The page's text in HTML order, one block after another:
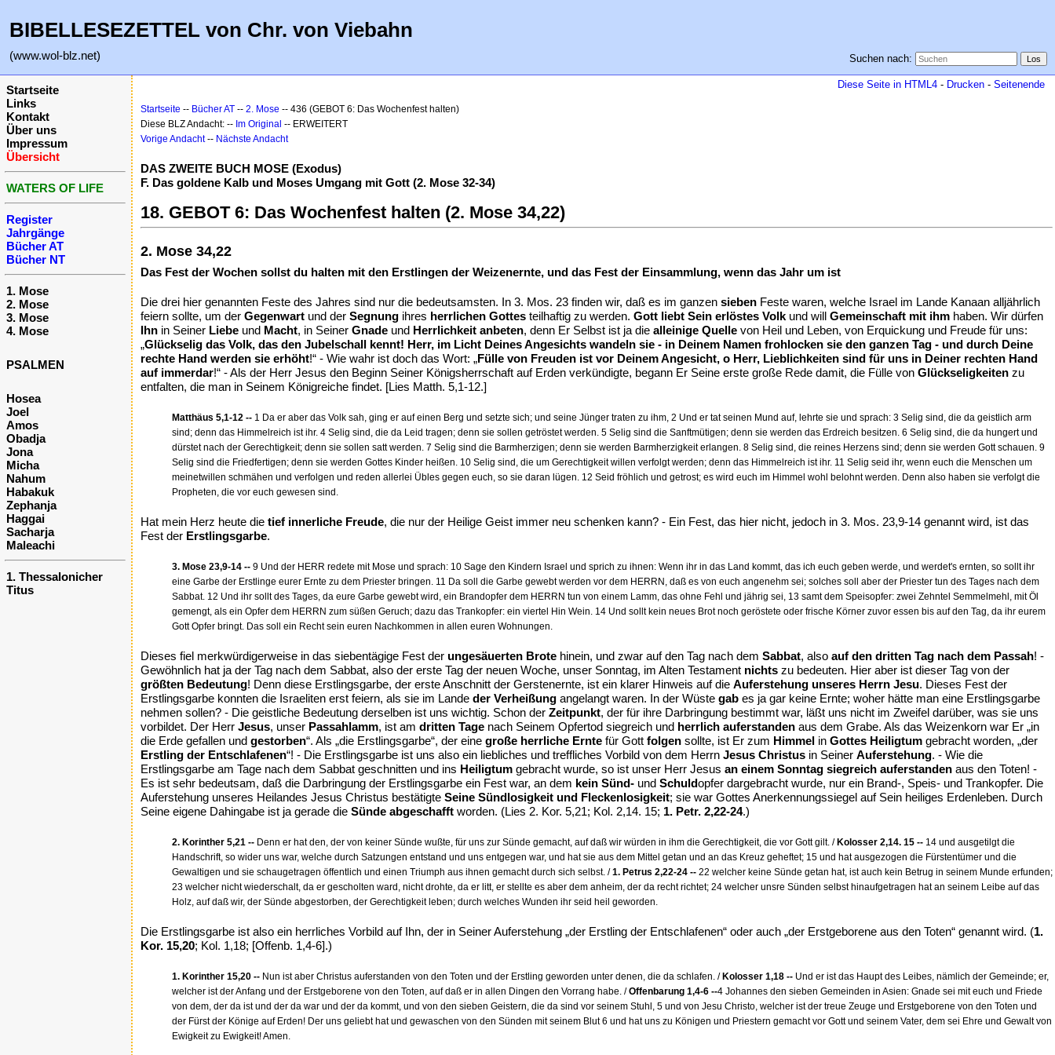
BIBELLESEZETTEL von Chr. von Viebahn
(www.wol-blz.net) Suchen nach:
Startseite
Links
Kontakt
Über uns
Impressum
Übersicht
WATERS OF LIFE
Register
Jahrgänge
Bücher AT
Bücher NT
1. Mose
2. Mose
3. Mose
4. Mose
PSALMEN
Hosea
Joel
Amos
Obadja
Jona
Micha
Nahum
Habakuk
Zephanja
Haggai
Sacharja
Maleachi
1. Thessalonicher
Titus
Diese Seite in HTML4 - Drucken - Seitenende
Startseite -- Bücher AT -- 2. Mose -- 436 (GEBOT 6: Das Wochenfest halten)
Diese BLZ Andacht: -- Im Original -- ERWEITERT
Vorige Andacht-- Nächste Andacht
DAS ZWEITE BUCH MOSE (Exodus)
F. Das goldene Kalb und Moses Umgang mit Gott (2. Mose 32-34)
18. GEBOT 6: Das Wochenfest halten (2. Mose 34,22)
2. Mose 34,22
Das Fest der Wochen sollst du halten mit den Erstlingen der Weizenernte, und das Fest der Einsammlung, wenn das Jahr um ist
Die drei hier genannten Feste des Jahres sind nur die bedeutsamsten. In 3. Mos. 23 finden wir, daß es im ganzen sieben Feste waren, welche Israel im Lande Kanaan alljährlich
feiern sollte, um der Gegenwart und der Segnung ihres herrlichen Gottes teilhaftig zu werden. Gott liebt Sein erlöstes Volk und will Gemeinschaft mit ihm haben. Wir dürfen
Ihn in Seiner Liebe und Macht, in Seiner Gnade und Herrlichkeit anbeten, denn Er Selbst ist ja die alleinige Quelle von Heil und Leben, von Erquickung und Freude für uns:
„Glückselig das Volk, das den Jubelschall kennt! Herr, im Licht Deines Angesichts wandeln sie - in Deinem Namen frohlocken sie den ganzen Tag - und durch Deine
rechte Hand werden sie erhöht!“ - Wie wahr ist doch das Wort: „Fülle von Freuden ist vor Deinem Angesicht, o Herr, Lieblichkeiten sind für uns in Deiner rechten Hand
auf immerdar!“ - Als der Herr Jesus den Beginn Seiner Königsherrschaft auf Erden verkündigte, begann Er Seine erste große Rede damit, die Fülle von Glückseligkeiten zu
entfalten, die man in Seinem Königreiche findet. [Lies Matth. 5,1-12.]
Matthäus 5,1-12 -- 1 Da er aber das Volk sah, ging er auf einen Berg und setzte sich; und seine Jünger traten zu ihm, 2 Und er tat seinen Mund auf, lehrte sie und sprach: 3 Selig sind, die da geistlich arm
sind; denn das Himmelreich ist ihr. 4 Selig sind, die da Leid tragen; denn sie sollen getröstet werden. 5 Selig sind die Sanftmütigen; denn sie werden das Erdreich besitzen. 6 Selig sind, die da hungert und
dürstet nach der Gerechtigkeit; denn sie sollen satt werden. 7 Selig sind die Barmherzigen; denn sie werden Barmherzigkeit erlangen. 8 Selig sind, die reines Herzens sind; denn sie werden Gott schauen. 9
Selig sind die Friedfertigen; denn sie werden Gottes Kinder heißen. 10 Selig sind, die um Gerechtigkeit willen verfolgt werden; denn das Himmelreich ist ihr. 11 Selig seid ihr, wenn euch die Menschen um
meinetwillen schmähen und verfolgen und reden allerlei Übles gegen euch, so sie daran lügen. 12 Seid fröhlich und getrost; es wird euch im Himmel wohl belohnt werden. Denn also haben sie verfolgt die
Propheten, die vor euch gewesen sind.
Hat mein Herz heute die tief innerliche Freude, die nur der Heilige Geist immer neu schenken kann? - Ein Fest, das hier nicht, jedoch in 3. Mos. 23,9-14 genannt wird, ist das
Fest der Erstlingsgarbe.
3. Mose 23,9-14 -- 9 Und der HERR redete mit Mose und sprach: 10 Sage den Kindern Israel und sprich zu ihnen: Wenn ihr in das Land kommt, das ich euch geben werde, und werdet's ernten, so sollt ihr
eine Garbe der Erstlinge eurer Ernte zu dem Priester bringen. 11 Da soll die Garbe gewebt werden vor dem HERRN, daß es von euch angenehm sei; solches soll aber der Priester tun des Tages nach dem
Sabbat. 12 Und ihr sollt des Tages, da eure Garbe gewebt wird, ein Brandopfer dem HERRN tun von einem Lamm, das ohne Fehl und jährig sei, 13 samt dem Speisopfer: zwei Zehntel Semmelmehl, mit Öl
gemengt, als ein Opfer dem HERRN zum süßen Geruch; dazu das Trankopfer: ein viertel Hin Wein. 14 Und sollt kein neues Brot noch geröstete oder frische Körner zuvor essen bis auf den Tag, da ihr eurem
Gott Opfer bringt. Das soll ein Recht sein euren Nachkommen in allen euren Wohnungen.
Dieses fiel merkwürdigerweise in das siebentägige Fest der ungesäuerten Brote hinein, und zwar auf den Tag nach dem Sabbat, also auf den dritten Tag nach dem Passah! -
Gewöhnlich hat ja der Tag nach dem Sabbat, also der erste Tag der neuen Woche, unser Sonntag, im Alten Testament nichts zu bedeuten. Hier aber ist dieser Tag von der
größten Bedeutung! Denn diese Erstlingsgarbe, der erste Anschnitt der Gerstenernte, ist ein klarer Hinweis auf die Auferstehung unseres Herrn Jesu. Dieses Fest der
Erstlingsgarbe konnten die Israeliten erst feiern, als sie im Lande der Verheißung angelangt waren. In der Wüste gab es ja gar keine Ernte; woher hätte man eine Erstlingsgarbe
nehmen sollen? - Die geistliche Bedeutung derselben ist uns wichtig. Schon der Zeitpunkt, der für ihre Darbringung bestimmt war, läßt uns nicht im Zweifel darüber, was sie uns
vorbildet. Der Herr Jesus, unser Passahlamm, ist am dritten Tage nach Seinem Opfertod siegreich und herrlich auferstanden aus dem Grabe. Als das Weizenkorn war Er „in
die Erde gefallen und gestorben“. Als „die Erstlingsgarbe“, der eine große herrliche Ernte für Gott folgen sollte, ist Er zum Himmel in Gottes Heiligtum gebracht worden, „der
Erstling der Entschlafenen“! - Die Erstlingsgarbe ist uns also ein liebliches und treffliches Vorbild von dem Herrn Jesus Christus in Seiner Auferstehung. - Wie die
Erstlingsgarbe am Tage nach dem Sabbat geschnitten und ins Heiligtum gebracht wurde, so ist unser Herr Jesus an einem Sonntag siegreich auferstanden aus den Toten! -
Es ist sehr bedeutsam, daß die Darbringung der Erstlingsgarbe ein Fest war, an dem kein Sünd- und Schuldopfer dargebracht wurde, nur ein Brand-, Speis- und Trankopfer. Die
Auferstehung unseres Heilandes Jesus Christus bestätigte Seine Sündlosigkeit und Fleckenlosigkeit; sie war Gottes Anerkennungssiegel auf Sein heiliges Erdenleben. Durch
Seine eigene Dahingabe ist ja gerade die Sünde abgeschafft worden. (Lies 2. Kor. 5,21; Kol. 2,14. 15; 1. Petr. 2,22-24.)
2. Korinther 5,21 -- Denn er hat den, der von keiner Sünde wußte, für uns zur Sünde gemacht, auf daß wir würden in ihm die Gerechtigkeit, die vor Gott gilt. / Kolosser 2,14. 15 -- 14 und ausgetilgt die
Handschrift, so wider uns war, welche durch Satzungen entstand und uns entgegen war, und hat sie aus dem Mittel getan und an das Kreuz geheftet; 15 und hat ausgezogen die Fürstentümer und die
Gewaltigen und sie schaugetragen öffentlich und einen Triumph aus ihnen gemacht durch sich selbst. /1. Petrus 2,22-24 -- 22 welcher keine Sünde getan hat, ist auch kein Betrug in seinem Munde erfunden;
23 welcher nicht wiederschalt, da er gescholten ward, nicht drohte, da er litt, er stellte es aber dem anheim, der da recht richtet; 24 welcher unsre Sünden selbst hinaufgetragen hat an seinem Leibe auf das
Holz, auf daß wir, der Sünde abgestorben, der Gerechtigkeit leben; durch welches Wunden ihr seid heil geworden.
Die Erstlingsgarbe ist also ein herrliches Vorbild auf Ihn, der in Seiner Auferstehung „der Erstling der Entschlafenen“ oder auch „der Erstgeborene aus den Toten“ genannt wird. (1.
Kor. 15,20; Kol. 1,18; [Offenb. 1,4-6].)
1. Korinther 15,20 -- Nun ist aber Christus auferstanden von den Toten und der Erstling geworden unter denen, die da schlafen. / Kolosser 1,18 -- Und er ist das Haupt des Leibes, nämlich der Gemeinde; er,
welcher ist der Anfang und der Erstgeborene von den Toten, auf daß er in allen Dingen den Vorrang habe. /Offenbarung 1,4-6 --4 Johannes den sieben Gemeinden in Asien: Gnade sei mit euch und Friede
von dem, der da ist und der da war und der da kommt, und von den sieben Geistern, die da sind vor seinem Stuhl, 5 und von Jesu Christo, welcher ist der treue Zeuge und Erstgeborene von den Toten und
der Fürst der Könige auf Erden! Der uns geliebt hat und gewaschen von den Sünden mit seinem Blut 6 und hat uns zu Königen und Priestern gemacht vor Gott und seinem Vater, dem sei Ehre und Gewalt von
Ewigkeit zu Ewigkeit! Amen.